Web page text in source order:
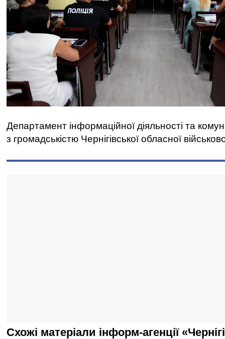
Департамент інформаційної діяльності та
з громадськістю Чернігівської обласної
Схожі матеріали інформ-агенції